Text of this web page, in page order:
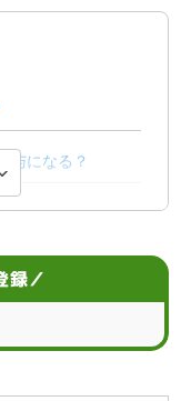
与になる？
由
録／